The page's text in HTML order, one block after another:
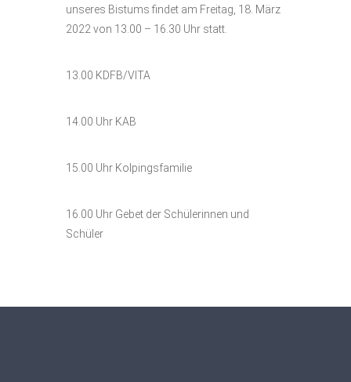
unseres Bistums findet am Freitag, 18. März
2022 von 13.00 – 16.30 Uhr statt.
13.00 KDFB/VITA
14.00 Uhr KAB
15.00 Uhr Kolpingsfamilie
16.00 Uhr Gebet der Schülerinnen und
Schüler